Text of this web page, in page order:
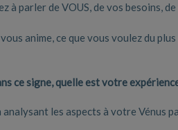
à parler de VOUS, de vos besoins,
anime, ce que vous voulez du
ce signe, quelle est votre
les aspects à votre Vénus